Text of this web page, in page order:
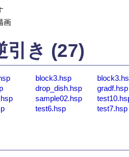
画
引き (27)
block3.hsp
drop_dish.hsp
gradf.hsp
sample02.hsp
test6.hsp test7.hsp